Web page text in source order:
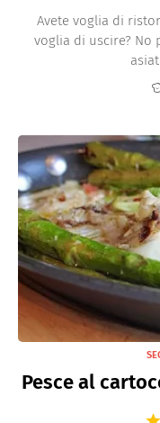
Avete voglia di
voglia di uscire? No
Pesce al